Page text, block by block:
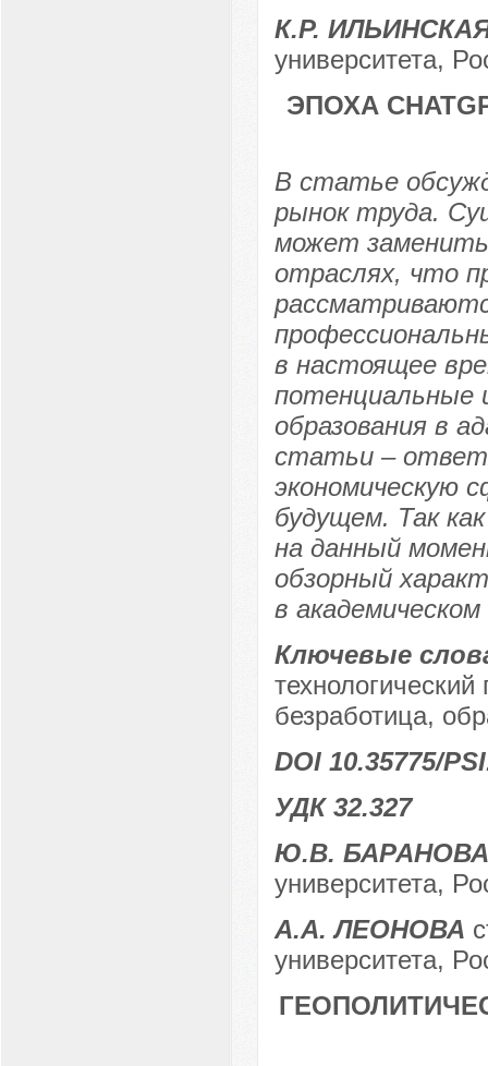
К.Р.
университета,
ЭПОХА
В статье
рынок труда.
может заменить
отраслях, что
в настоящее
потенциальные
образования в
статьи –
экономическую
будущем. Так
на данный
обзорный
в академическом
Ключевые
безработица,
DOI 10.35775/
УДК 32.327
Ю.В. БАРАНОВА
университета,
А.А. ЛЕОНОВА
университета,